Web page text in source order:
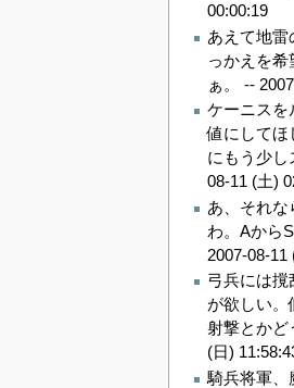
00:00:19
あえて地雷
っかえを
ぁ。 --
ケーニスを
値にしてほ
にもう少し
08-11 (土)
あ、それな
わ。Aから
2007-08-11
弓兵には撹
が欲しい。
射撃とかど
(日)
騎兵将軍、